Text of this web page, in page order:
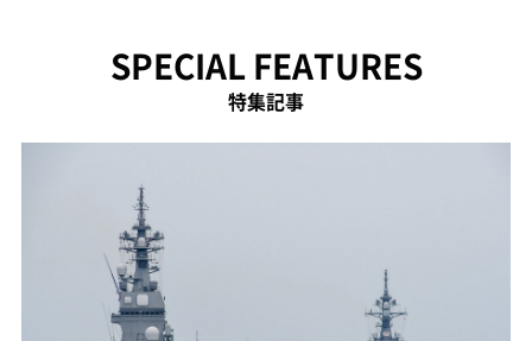
SPECIAL FEATURES
特集記事